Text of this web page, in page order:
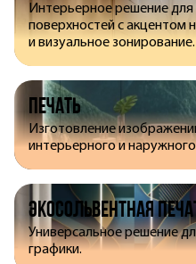
Интерьерное решение
поверхностей с акцентом
и визуальное зонирование.
Печать
Изготовление
интерьерного и
Экосольвентная
Универсальное решение
графики.